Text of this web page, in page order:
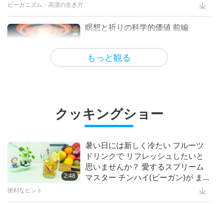
成功者たち
Noah (vegetarian): Venerated
Messenger of God, Part 1 of 2
誕
霊性を高める文学
もっと観る
グッドラブ(ビーガン)の物語マスタ
ーの勇敢な守護者及び忠実な友人
全５回の１
9:50
スプリームマスターチンハイの講義
2:14
ステラ・スティーブンスが紹介する
「バード・イン・マイ・ライフ」と
「ドッグ・イン・マイ・ライフ」
動物
8:51
・・・各宗教において
宗教における動物への思いやり全3
・・・各宗教において
14:31
平和なベジの食事法ー全ての開悟し
たマスターたちに共通する筋道全4
回の１回
智慧の言葉
開悟したマスターは全ての宗教を超
22:27
フライインニュース
の最後のチャンス 全二回の前編
1:44
最も汚染する産業として評価します
重要なメッセージ
スプリームマスターチンハイ の世
界ビーガン 世界平和 のための嘆願
もっと観る
ビーガニズム：高潔の生き方
瞑想と祈りの科学的価値 前編
Earthquakes
ショー
ＵＦＯと地球外生命体：地球の存続
を助ける 全二回の前編
クッキングショー
2:48
暑い日には新しく冷たい フルーツ
ドリンクで リフレッシュしたいと
思いませんか？ 愛するスプリーム
マスター チンハイ(ビーガン)が ま
便利なヒント